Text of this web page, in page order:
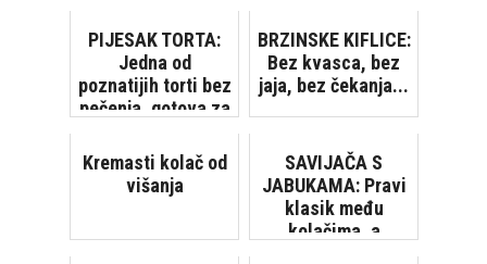
PIJESAK TORTA:
Jedna od
poznatijih torti bez
pečenja, gotova za
BRZINSKE KIFLICE:
Bez kvasca, bez
jaja, bez čekanja...
Kremasti kolač od
višanja
SAVIJAČA S
JABUKAMA: Pravi
klasik među
kolačima, a